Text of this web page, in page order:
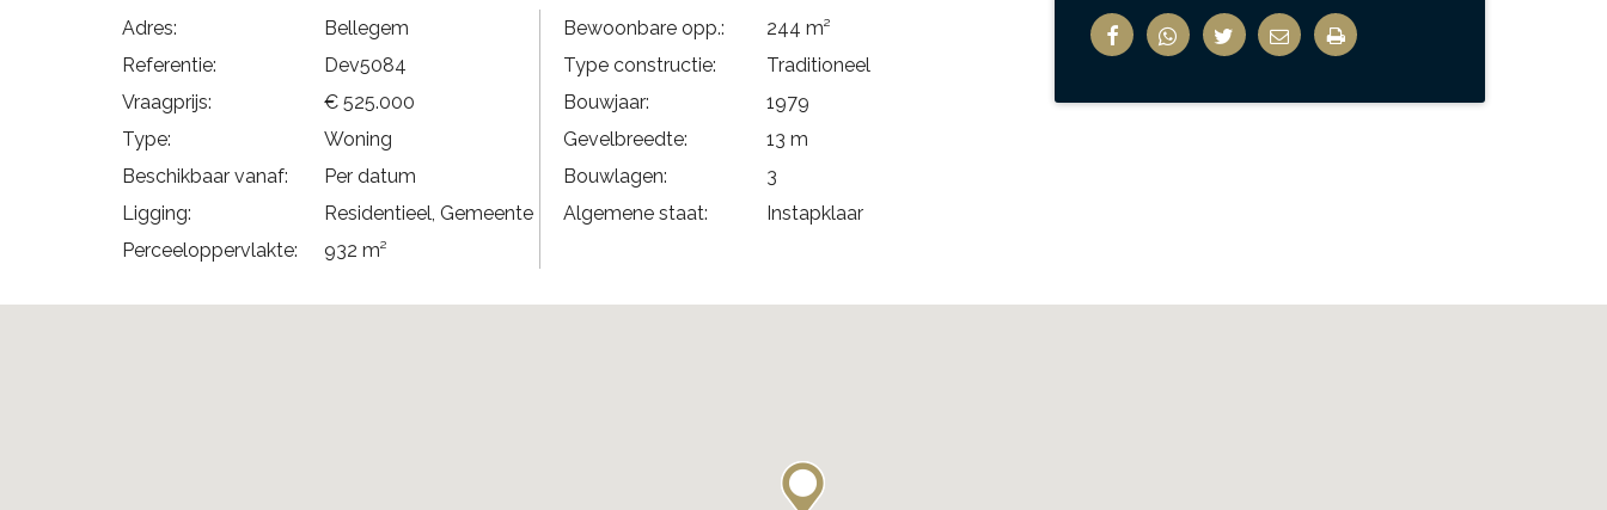
Adres:
Bellegem
Referentie:
Dev5084
Vraagprijs:
€ 525.000
Type:
Woning
Beschikbaar vanaf:
Per datum
Ligging:
Residentieel, Gemeente
Perceeloppervlakte:
932 m²
Bewoonbare opp.:
244 m²
Type constructie:
Traditioneel
Bouwjaar:
1979
Gevelbreedte:
13 m
Bouwlagen:
3
Algemene staat:
Instapklaar